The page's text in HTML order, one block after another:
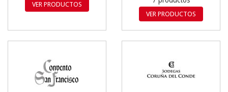
VER PRODUCTOS
VER PRODUCTOS